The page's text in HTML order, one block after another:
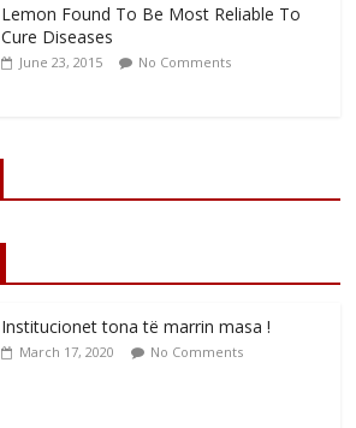
Lemon Found To Be Most Reliable To
Cure Diseases
June 23, 2015 No Comments
Institucionet tona të marrin masa !
March 17, 2020 No Comments